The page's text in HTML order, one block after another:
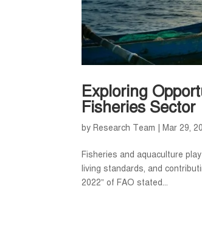
Exploring
Fisheries Sector
by Research Team Mar 29,
Fisheries and aquaculture
living standards, and
2022” of FAO stated...